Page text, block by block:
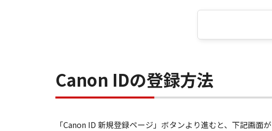
Canon IDの登録方法
「Canon ID 新規登録ページ」ボタンより進むと、下記画面が